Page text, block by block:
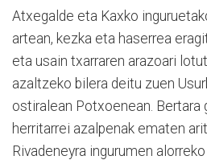
Atxegalde eta Kaxko
artean, kezka eta haserrea
eta usain txarraren arazoari
azaltzeko bilera deitu zuen
ostiralean Potxoenean. Bertara
herritarrei azalpenak ematen
Rivadeneyra ingurumen